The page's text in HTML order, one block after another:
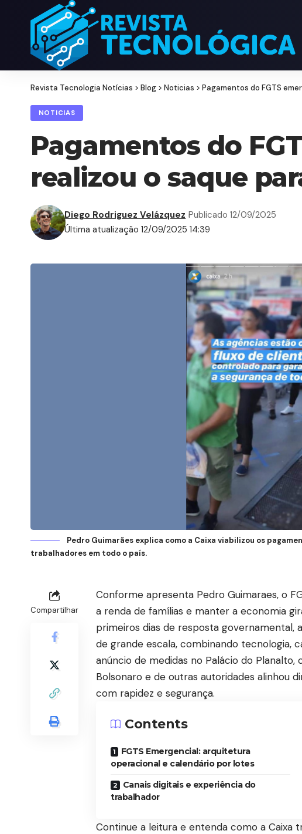
Revista Tecnologia Notícias > Blog > Noticias > Pagamentos do FGTS
NOTICIAS
Pagamentos do
realizou o saque
Última atualização 12/09/2025 14:39
Diego Rodriguez Velázquez Publicado 12/09/2025
Pedro Guimarães explica como a Caixa viabilizou os
trabalhadores em todo o país.
Compartilhar
Conforme apresenta Pedro Guimaraes, o
a renda de famílias e manter a economia
primeiros dias de resposta governamental,
de grande escala, combinando tecnologia,
anúncio de medidas no Palácio do
Bolsonaro e de outras autoridades alinhou
com rapidez e segurança.
Contents
FGTS Emergencial: arquitetura
operacional e calendário por lotes
Canais digitais e experiência do
trabalhador
Continue a leitura e entenda como a Caixa